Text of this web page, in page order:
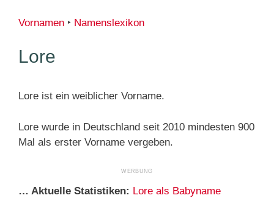
Vornamen ‣ Namenslexikon
Lore
Lore ist ein weiblicher Vorname.
Lore wurde in Deutschland seit 2010 mindesten 900
Mal als erster Vorname vergeben.
… Aktuelle Statistiken: Lore als Babyname